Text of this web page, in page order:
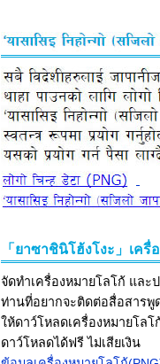
「ยาซาชินิโฮ้งโงะ」เค
ท่านที่อยากจะติดต่อสื่อสารพู
ให้ดาว์โหลดเครื่องหมายโล
ดาว์โหลดได้ฟรี ไม่เสียเงิน